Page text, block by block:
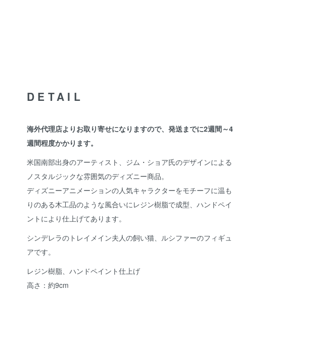
DETAIL
海外代理店よりお取り寄せになりますので、発送までに2週間～4
週間程度かかります。
米国南部出身のアーティスト、ジム・ショア氏のデザインによる
ノスタルジックな雰囲気のディズニー商品。
ディズニーアニメーションの人気キャラクターをモチーフに温も
りのある木工品のような風合いにレジン樹脂で成型、ハンドペイ
ントにより仕上げてあります。
シンデレラのトレイメイン夫人の飼い猫、ルシファーのフィギュ
アです。
レジン樹脂、ハンドペイント仕上げ
高さ：約9cm